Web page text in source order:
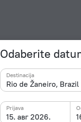
Odaberite
Destinacija
15. авг 2026.
Prijava